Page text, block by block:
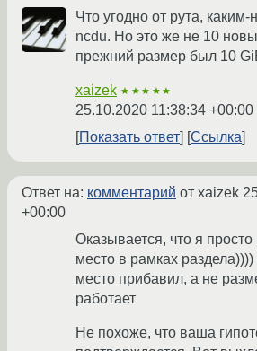
Что угодно от рута, каким-
ncdu. Но это же не 10
прежний размер был 10
xaizek ★★★★★
25.10.2020 11:38:34 +00:00
Показать ответ
Ссылка
Ответ на: комментарий от xaizek
+00:00
Оказывается, что я
место в рамках
место прибавил, а не
работает
Не похоже, что ваша